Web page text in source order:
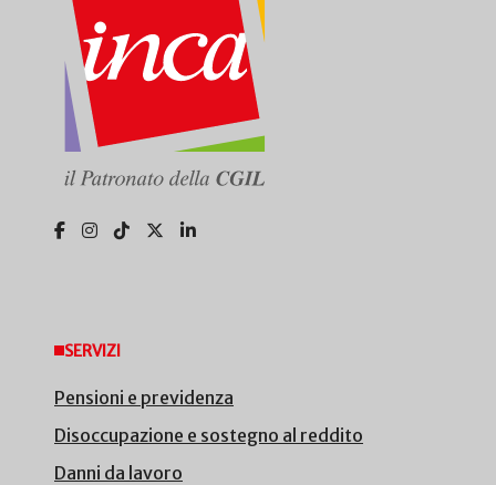
SERVIZI
Pensioni e previdenza
Disoccupazione e sostegno al reddito
Danni da lavoro